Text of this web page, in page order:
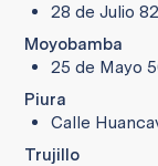
28 de Julio
Moyobamba
25 de Mayo
Piura
Calle
Trujillo